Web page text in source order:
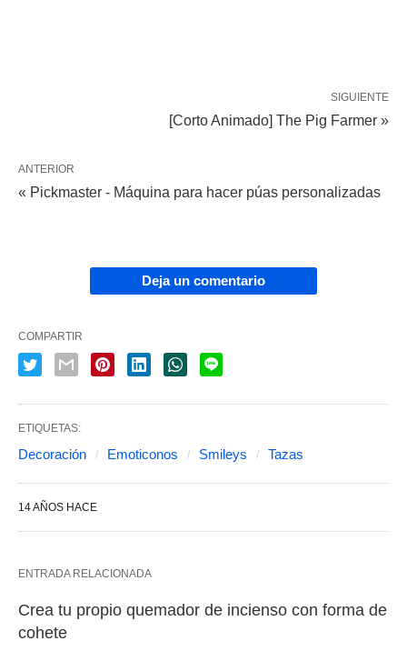
SIGUIENTE
[Corto Animado] The Pig Farmer »
ANTERIOR
« Pickmaster - Máquina para hacer púas personalizadas
Deja un comentario
COMPARTIR
ETIQUETAS:
Decoración Emoticonos Smileys Tazas
14 AÑOS HACE
ENTRADA RELACIONADA
Crea tu propio quemador de incienso con forma de
cohete